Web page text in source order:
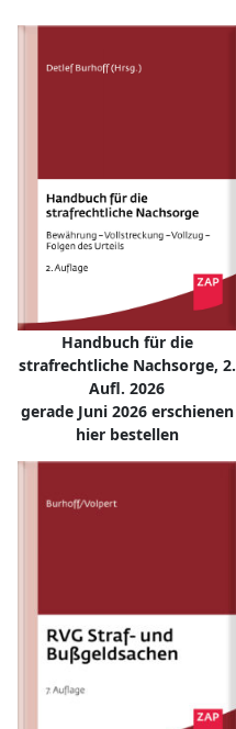
Handbuch für die
strafrechtliche Nachsorge, 2.
Aufl. 2026
gerade Juni 2026 erschienen
hier bestellen